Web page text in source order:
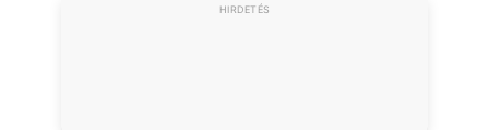
HIRDETÉS